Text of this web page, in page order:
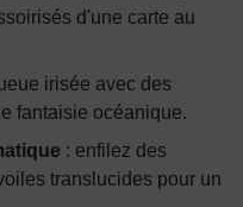
d'une carte au
irisée avec des
fantaisie océanique.
: enfilez des
translucides pour un